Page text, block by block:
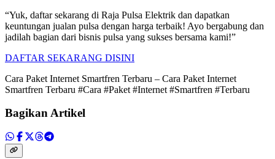
“Yuk, daftar sekarang di Raja Pulsa Elektrik dan dapatkan
keuntungan jualan pulsa dengan harga terbaik! Ayo bergabung dan
jadilah bagian dari bisnis pulsa yang sukses bersama kami!”
DAFTAR SEKARANG DISINI
Cara Paket Internet Smartfren Terbaru – Cara Paket Internet
Smartfren Terbaru #Cara #Paket #Internet #Smartfren #Terbaru
Bagikan Artikel